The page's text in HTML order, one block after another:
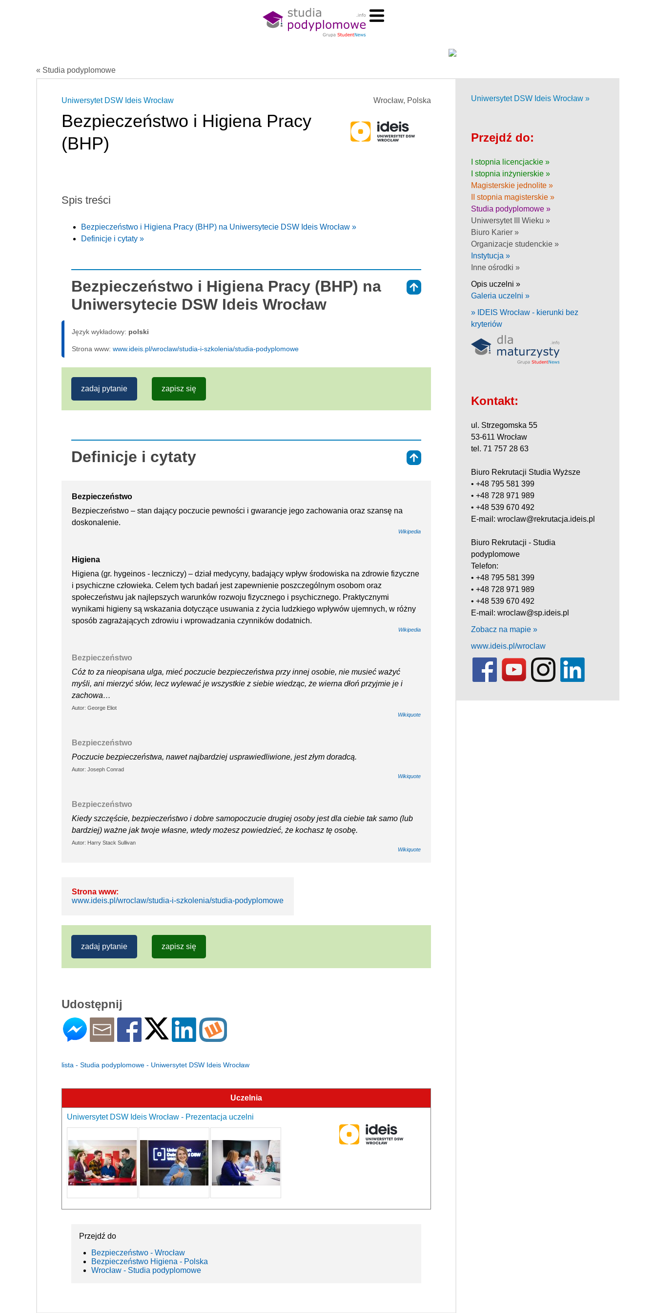
« Studia podyplomowe
Wrocław, Polska
Uniwersytet DSW Ideis Wrocław
Bezpieczeństwo i Higiena Pracy
(BHP)
Spis treści
Bezpieczeństwo i Higiena Pracy (BHP) na Uniwersytecie DSW Ideis Wrocław »
Definicje i cytaty »
Bezpieczeństwo i Higiena Pracy (BHP) na
Uniwersytecie DSW Ideis Wrocław
Język wykładowy: polski
Strona www: www.ideis.pl/wroclaw/studia-i-szkolenia/studia-podyplomowe
zadaj pytanie zapisz się
Definicje i cytaty
Bezpieczeństwo
Bezpieczeństwo – stan dający poczucie pewności i gwarancje jego zachowania oraz szansę na
doskonalenie.
Wikipedia
Higiena
Higiena (gr. hygeinos - leczniczy) – dział medycyny, badający wpływ środowiska na zdrowie fizyczne
i psychiczne człowieka. Celem tych badań jest zapewnienie poszczególnym osobom oraz
społeczeństwu jak najlepszych warunków rozwoju fizycznego i psychicznego. Praktycznymi
wynikami higieny są wskazania dotyczące usuwania z życia ludzkiego wpływów ujemnych, w różny
sposób zagrażających zdrowiu i wprowadzania czynników dodatnich.
Wikipedia
Bezpieczeństwo
Cóż to za nieopisana ulga, mieć poczucie bezpieczeństwa przy innej osobie, nie musieć ważyć
myśli, ani mierzyć słów, lecz wylewać je wszystkie z siebie wiedząc, że wierna dłoń przyjmie je i
zachowa…
Autor: George Eliot
Wikiquote
Bezpieczeństwo
Poczucie bezpieczeństwa, nawet najbardziej usprawiedliwione, jest złym doradcą.
Autor: Joseph Conrad
Wikiquote
Bezpieczeństwo
Kiedy szczęście, bezpieczeństwo i dobre samopoczucie drugiej osoby jest dla ciebie tak samo (lub
bardziej) ważne jak twoje własne, wtedy możesz powiedzieć, że kochasz tę osobę.
Autor: Harry Stack Sullivan
Wikiquote
Strona www:
www.ideis.pl/wroclaw/studia-i-szkolenia/studia-podyplomowe
zadaj pytanie zapisz się
Udostępnij
lista - Studia podyplomowe - Uniwersytet DSW Ideis Wrocław
Uczelnia
Uniwersytet DSW Ideis Wrocław - Prezentacja uczelni
Przejdź do
Bezpieczeństwo - Wrocław
Bezpieczeństwo Higiena - Polska
Wrocław - Studia podyplomowe
Uniwersytet DSW Ideis Wrocław »
Przejdź do:
I stopnia licencjackie »
I stopnia inżynierskie »
Magisterskie jednolite »
II stopnia magisterskie »
Studia podyplomowe »
Uniwersytet III Wieku »
Biuro Karier »
Organizacje studenckie »
Instytucja »
Inne ośrodki »
Opis uczelni »
Galeria uczelni »
» IDEIS Wrocław - kierunki bez
kryteriów
Kontakt:
ul. Strzegomska 55
53-611 Wrocław
tel. 71 757 28 63
Biuro Rekrutacji Studia Wyższe
• +48 795 581 399
• +48 728 971 989
• +48 539 670 492
E-mail: wroclaw@rekrutacja.ideis.pl
Biuro Rekrutacji - Studia
podyplomowe
Telefon:
• +48 795 581 399
• +48 728 971 989
• +48 539 670 492
E-mail: wroclaw@sp.ideis.pl
Zobacz na mapie »
www.ideis.pl/wroclaw